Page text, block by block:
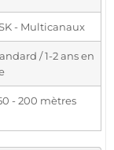
- Multicanaux
/ 1-2 ans en
- 200 mètres